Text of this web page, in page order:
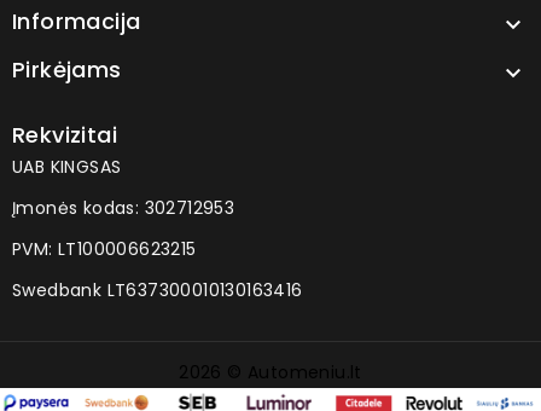
Informacija 
Pirkėjams 
Rekvizitai
UAB KINGSAS
Įmonės kodas: 302712953
PVM: LT100006623215
Swedbank LT637300010130163416
2026 © Automeniu.lt